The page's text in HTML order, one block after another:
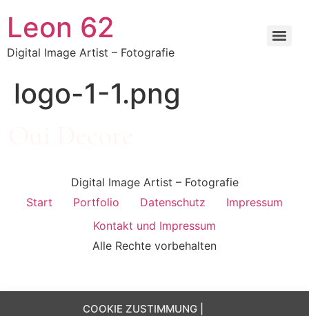
COOKIE ZUSTIMMUNG |
Inhalt
springen
Leon 62
Digital Image Artist – Fotografie
logo-1-1.png
Digital Image Artist – Fotografie
Start
Portfolio Datenschutz
Impressum
Kontakt und Impressum
Alle Rechte vorbehalten